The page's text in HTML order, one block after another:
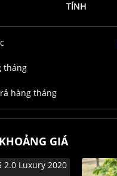
TÍNH
tháng
hàng tháng
GIÁ